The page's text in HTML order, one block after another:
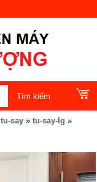
tu-say » tu-say-lg »